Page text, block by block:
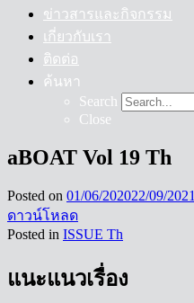
ข่าวสารและกิจกรรม
เกี่ยวกับเรา
ติดต่อ
ค้นหา
Search
Close
aBOAT Vol 19 Th
Posted on 01/06/202022/09/2021
ดาวน์โหลด
Posted in ISSUE Th
แนะแนวเรื่อง